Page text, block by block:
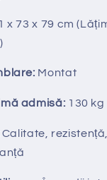
x 73 x 79 cm
)
Montat
admisă: 130 kg
Calitate,